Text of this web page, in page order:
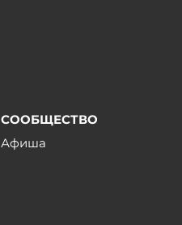
СООБЩЕСТВО
Афиша